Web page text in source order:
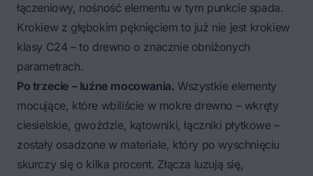
łączeniowy, nośność elementu w tym punkcie spada.
Krokiew z głębokim pęknięciem to już nie jest krokiew
klasy C24 – to drewno o znacznie obniżonych
parametrach.
Po trzecie – luźne mocowania. Wszystkie elementy
mocujące, które wbiliście w mokre drewno – wkręty
ciesielskie, gwoździe, kątowniki, łączniki płytkowe –
zostały osadzone w materiale, który po wyschnięciu
skurczy się o kilka procent. Złącza luzują się,